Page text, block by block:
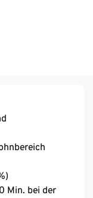
Min. bei der